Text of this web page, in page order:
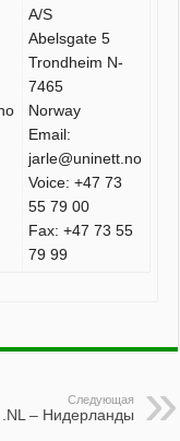
A/S
Abelsgate 5
Trondheim N-
7465
Norway
Email:
jarle@uninett.no
Voice: +47 73
55 79 00
Fax: +47 73 55
79 99
Следующая
.NL – Нидерланды